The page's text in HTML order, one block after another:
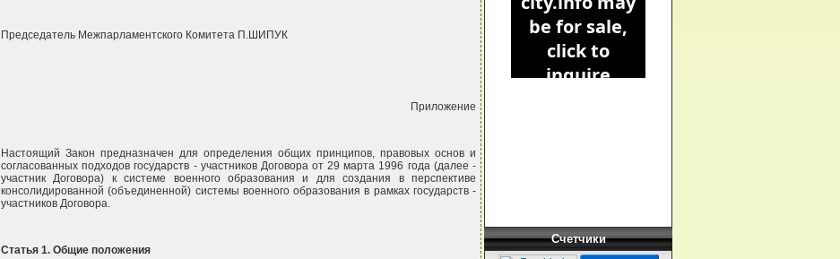
Председатель Межпарламентского Комитета П.ШИПУК
Приложение
Настоящий Закон предназначен для определения общих принципов, правовых основ и
согласованных подходов государств - участников Договора от 29 марта 1996 года (далее -
участник Договора) к системе военного образования и для создания в перспективе
консолидированной (объединенной) системы военного образования в рамках государств -
участников Договора.
Статья 1. Общие положения
Счетчики